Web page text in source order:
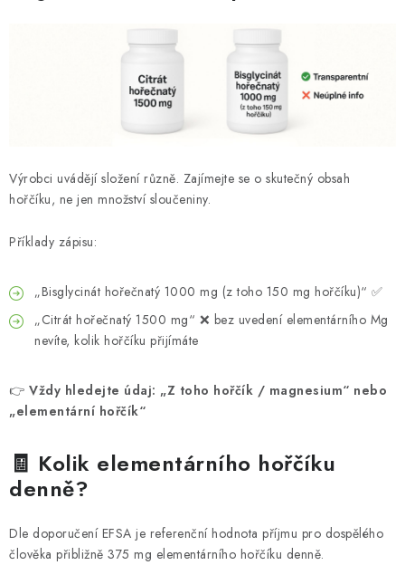
Výrobci uvádějí složení různě. Zajímejte se o skutečný obsah
hořčíku, ne jen množství sloučeniny.
Příklady zápisu:
„Bisglycinát hořečnatý 1000 mg (z toho 150 mg hořčíku)“ ✅
„Citrát hořečnatý 1500 mg“ ❌ bez uvedení elementárního Mg
nevíte, kolik hořčíku přijímáte
👉 Vždy hledejte údaj: „Z toho hořčík / magnesium“ nebo
„elementární hořčík“
🧾 Kolik elementárního hořčíku
denně?
Dle doporučení EFSA je referenční hodnota příjmu pro dospělého
člověka přibližně 375 mg elementárního hořčíku denně.